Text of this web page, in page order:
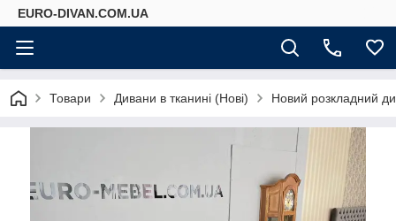
EURO-DIVAN.COM.UA
Товари Дивани в тканині (Нові) Новий розкладний